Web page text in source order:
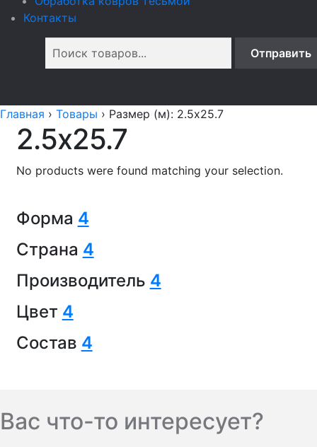
Контакты
Главная › Товары › Размер (м): 2.5x25.7
2.5x25.7
No products were found matching your selection.
Форма 4
Страна 4
Производитель 4
Цвет 4
Состав 4
Вас что-то интересует?